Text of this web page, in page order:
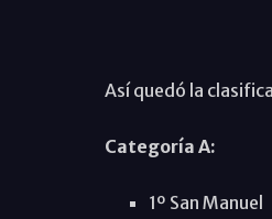
Así quedó la
Categoría A:
1º San Manuel